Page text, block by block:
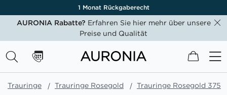
1 Monat Rückgaberecht
AURONIA Rabatte? Erfahren Sie hier mehr über unsere
Preise und Qualität
Mein
Trauringe Trauringe Rosegold Trauringe Rosegold 375